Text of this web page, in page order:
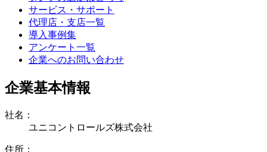
サービス・サポート
代理店・支店一覧
導入事例集
アンケート一覧
企業へのお問い合わせ
企業基本情報
社名：
ユニコントロールズ株式会社
住所：